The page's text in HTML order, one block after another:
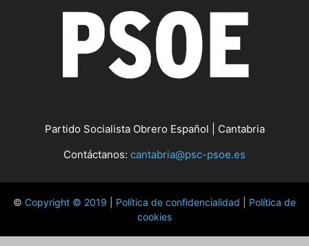
Partido Socialista Obrero Español | Cantabria
Contáctanos: cantabria@psc-psoe.es
© Copyright © 2019 Política de confidencialidad
Política de
cookies